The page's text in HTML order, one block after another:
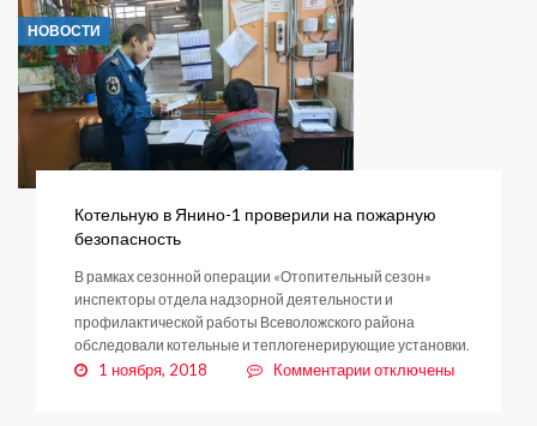
НОВОСТИ
Котельную в Янино-1 проверили на пожарную
безопасность
В рамках сезонной операции «Отопительный сезон»
инспекторы отдела надзорной деятельности и
профилактической работы Всеволожского района
обследовали котельные и теплогенерирующие установки.
1 ноября, 2018 Комментариикотключены